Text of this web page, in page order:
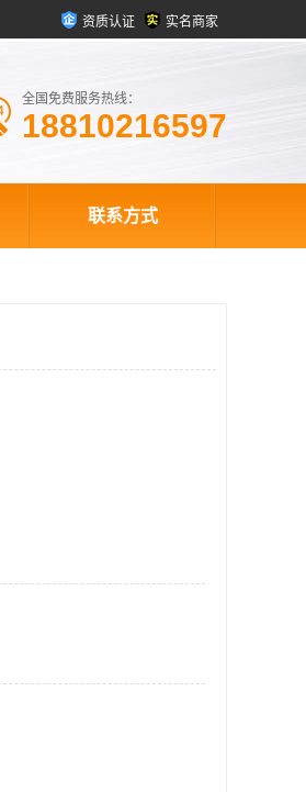
资质认证 实名商家
全国免费服务热线：
18810216597
联系方式